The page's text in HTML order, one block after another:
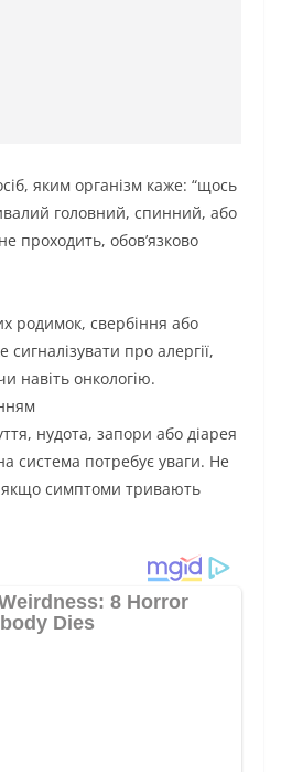
яким організм каже: “щось
головний, спинний, або
проходить, обов’язково
родимок, свербіння або
про алергії,
навіть онкологію.
нудота, запори або діарея
система потребує уваги. Не
якщо симптоми тривають